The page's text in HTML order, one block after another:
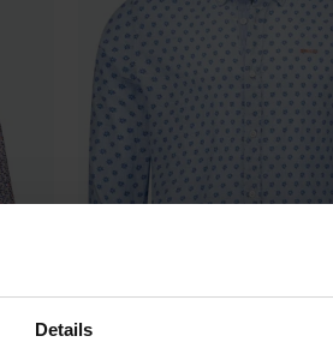
Details